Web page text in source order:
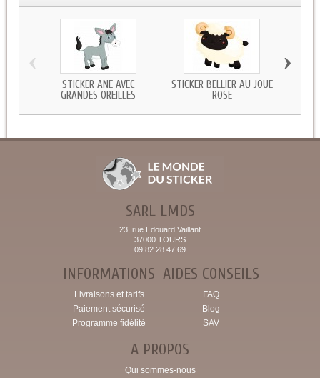
STICKER ANE AVEC
GRANDES OREILLES
STICKER BELLIER AU JOUE
ROSE
‹ ›
SARL LMDS
23, rue Edouard Vaillant
37000 TOURS
09 82 28 47 69
INFORMATIONS
Livraisons et tarifs
Paiement sécurisé
Programme fidélité
AIDES CONSEILS
FAQ
Blog
SAV
A PROPOS
Qui sommes-nous